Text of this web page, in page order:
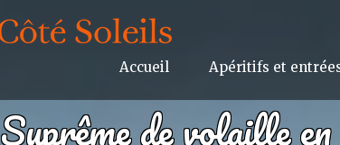
Accueil Apéritifs et
Suprême de volaille